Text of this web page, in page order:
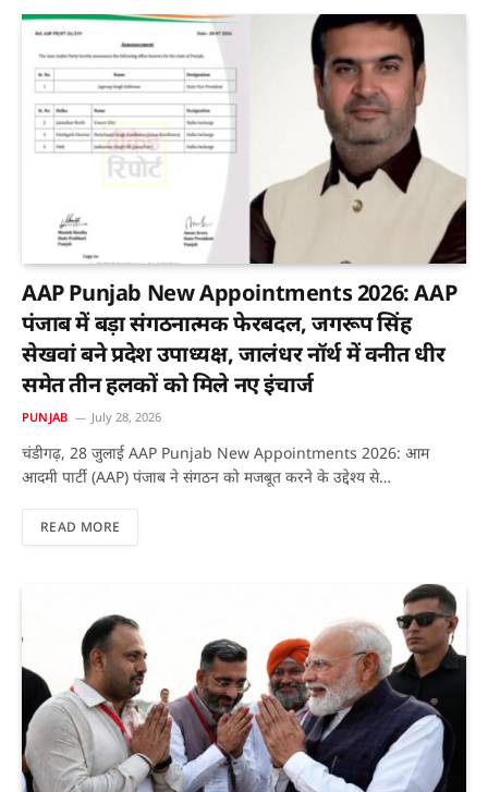
AAP Punjab New Appointments 2026: AAP
पंजाब में बड़ा संगठनात्मक फेरबदल, जगरूप सिंह
सेखवां बने प्रदेश उपाध्यक्ष, जालंधर नॉर्थ में वनीत धीर
समेत तीन हलकों को मिले नए इंचार्ज
PUNJAB July 28, 2026
चंडीगढ़, 28 जुलाई AAP Punjab New Appointments 2026: आम
आदमी पार्टी (AAP) पंजाब ने संगठन को मजबूत करने के उद्देश्य से…
READ MORE